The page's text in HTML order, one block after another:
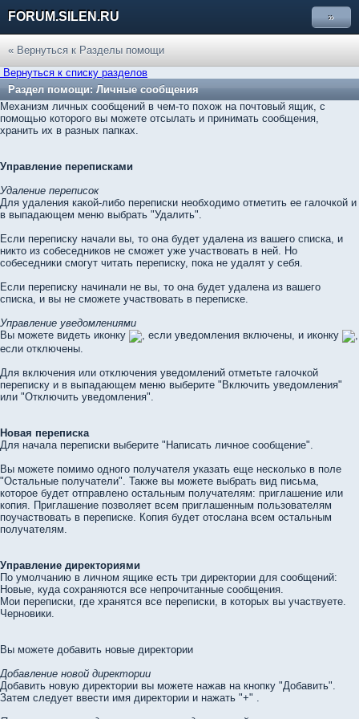
FORUM.SILEN.RU »
« Вернуться к Разделы помощи
Вернуться к списку разделов
Раздел помощи: Личные сообщения
Механизм личных сообщений в чем-то похож на почтовый ящик, с
помощью которого вы можете отсылать и принимать сообщения,
хранить их в разных папках.
Управление переписками
Удаление переписок
Для удаления какой-либо переписки необходимо отметить ее галочкой и
в выпадающем меню выбрать "Удалить".
Если переписку начали вы, то она будет удалена из вашего списка, и
никто из собеседников не сможет уже участвовать в ней. Но
собеседники смогут читать переписку, пока не удалят у себя.
Если переписку начинали не вы, то она будет удалена из вашего
списка, и вы не сможете участвовать в переписке.
Управление уведомлениями
Вы можете видеть иконку
, если уведомления включены, и иконку
,
если отключены.
Для включения или отключения уведомлений отметьте галочкой
переписку и в выпадающем меню выберите "Включить уведомления"
или "Отключить уведомления".
Новая переписка
Для начала переписки выберите "Написать личное сообщение".
Вы можете помимо одного получателя указать еще несколько в поле
"Остальные получатели". Также вы можете выбрать вид письма,
которое будет отправлено остальным получателям: приглашение или
копия. Приглашение позволяет всем приглашенным пользователям
поучаствовать в переписке. Копия будет отослана всем остальным
получателям.
Управление директориями
По умолчанию в личном ящике есть три директории для сообщений:
Новые, куда сохраняются все непрочитанные сообщения.
Мои переписки, где хранятся все переписки, в которых вы участвуете.
Черновики.
Вы можете добавить новые директории
Добавление новой директории
Добавить новую директории вы можете нажав на кнопку "Добавить".
Затем следует ввести имя директории и нажать "+" .